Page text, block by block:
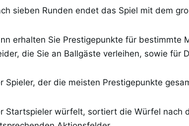
sieben Runden endet das Spiel mit dem
erhalten Sie Prestigepunkte für bestimmte
die Sie an Ballgäste verleihen, sowie für
Spieler, der die meisten Prestigepunkte
Startspieler würfelt, sortiert die Würfel nach